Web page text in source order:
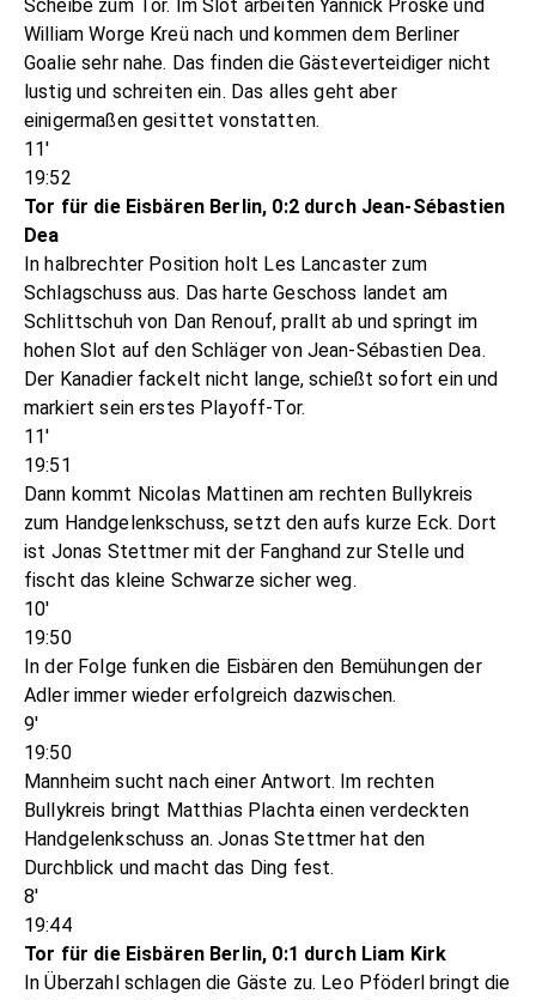
Scheibe zum Tor. Im Slot arbeiten Yannick Proske und
William Worge Kreü nach und kommen dem Berliner
Goalie sehr nahe. Das finden die Gästeverteidiger nicht
lustig und schreiten ein. Das alles geht aber
einigermaßen gesittet vonstatten.
11'
19:52
Tor für die Eisbären Berlin, 0:2 durch Jean-Sébastien
Dea
In halbrechter Position holt Les Lancaster zum
Schlagschuss aus. Das harte Geschoss landet am
Schlittschuh von Dan Renouf, prallt ab und springt im
hohen Slot auf den Schläger von Jean-Sébastien Dea.
Der Kanadier fackelt nicht lange, schießt sofort ein und
markiert sein erstes Playoff-Tor.
11'
19:51
Dann kommt Nicolas Mattinen am rechten Bullykreis
zum Handgelenkschuss, setzt den aufs kurze Eck. Dort
ist Jonas Stettmer mit der Fanghand zur Stelle und
fischt das kleine Schwarze sicher weg.
10'
19:50
In der Folge funken die Eisbären den Bemühungen der
Adler immer wieder erfolgreich dazwischen.
9'
19:50
Mannheim sucht nach einer Antwort. Im rechten
Bullykreis bringt Matthias Plachta einen verdeckten
Handgelenkschuss an. Jonas Stettmer hat den
Durchblick und macht das Ding fest.
8'
19:44
Tor für die Eisbären Berlin, 0:1 durch Liam Kirk
In Überzahl schlagen die Gäste zu. Leo Pföderl bringt die